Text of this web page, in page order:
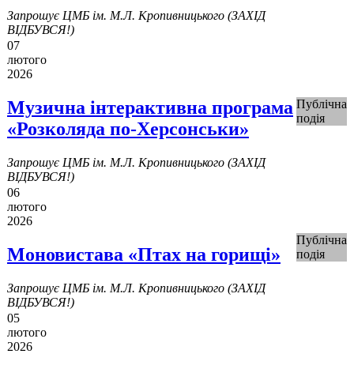
Запрошує ЦМБ ім. М.Л. Кропивницького (ЗАХІД
ВІДБУВСЯ!)
07
лютого
2026
Музична інтерактивна програма
«Розколяда по-Херсонськи»
Запрошує ЦМБ ім. М.Л. Кропивницького (ЗАХІД
ВІДБУВСЯ!)
Публічна
подія
06
лютого
2026
Моновистава «Птах на горищі»
Запрошує ЦМБ ім. М.Л. Кропивницького (ЗАХІД
ВІДБУВСЯ!)
Публічна
подія
05
лютого
2026